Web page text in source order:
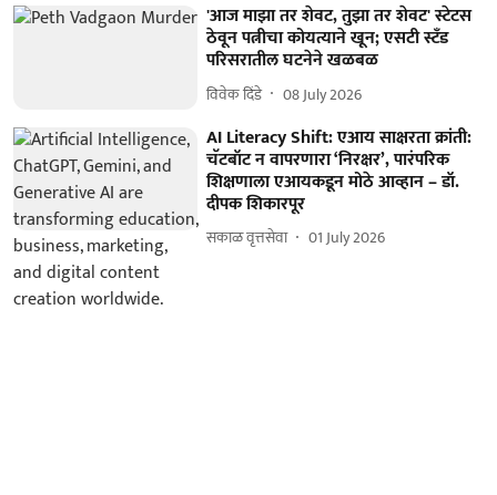
'आज माझा तर शेवट, तुझा तर शेवट' स्टेटस
ठेवून पत्नीचा कोयत्याने खून; एसटी स्टँड
परिसरातील घटनेने खळबळ
विवेक दिंडे 08 July 2026
AI Literacy Shift: एआय साक्षरता क्रांती:
चॅटबॉट न वापरणारा ‘निरक्षर’, पारंपरिक
शिक्षणाला एआयकडून मोठे आव्हान – डॉ.
दीपक शिकारपूर
सकाळ वृत्तसेवा 01 July 2026